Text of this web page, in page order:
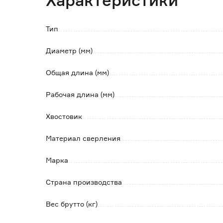
отверстие;
Тип
Диаметр (мм)
Общая длина (мм)
Рабочая длина (мм)
Хвостовик
Материал сверления
Марка
Страна производства
Вес брутто (кг)